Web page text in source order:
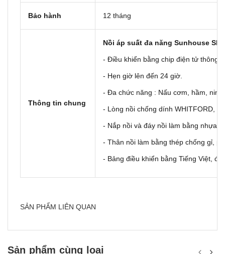
Bảo hành 12 tháng
Thông tin chung
Nồi áp suất đa năng Sunhouse
- Điều khiển bằng chip điện tử thông
- Hẹn giờ lên đến 24 giờ.
- Đa chức năng : Nấu cơm, hầm,
- Lòng nồi chống dính WHITFORD,
- Nắp nồi và đáy nồi làm bằng nhựa
- Thân nồi làm bằng thép chống gỉ,
- Bảng điều khiển bằng Tiếng Việt,
SẢN PHẨM LIÊN QUAN
Sản phẩm cùng loại